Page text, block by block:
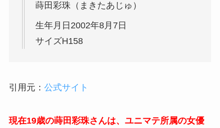
蒔田彩珠（まきたあじゅ）
生年月日2002年8月7日
サイズH158
引用元： 公式サイト
現在19歳の蒔田彩珠さんは、ユニマテ所属の女優